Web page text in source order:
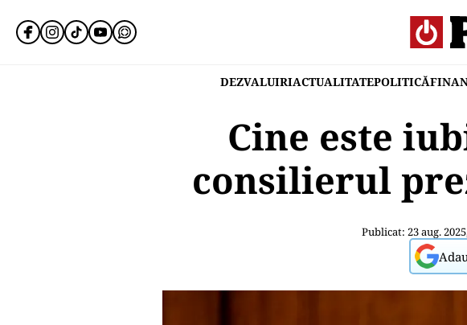
DEZVALUIRIACTUALITATEPOLITICĂ
Cine este
consilierul
Publicat: 23 aug.